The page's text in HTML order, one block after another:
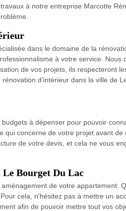
à notre entreprise Marcotte
dans le domaine de la
à votre service. Nous
de vos projets, ils respecteront
d’intérieur dans la ville de
à dépenser pour pouvoir
concerne de votre projet avant de
de votre devis, et cela ne vous
Le Bourget Du Lac
de votre appartement.
cela, n'hésitez pas à mettre un
afin de pouvoir mettre tout vos